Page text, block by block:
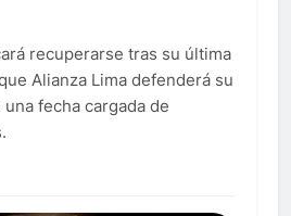
recuperarse tras su última
Alianza Lima defenderá su
fecha cargada de